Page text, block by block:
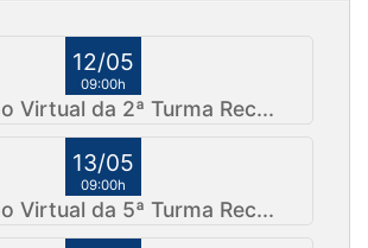
12/05
09:00h
Virtual da 2ª Turma Rec...
13/05
09:00h
Virtual da 5ª Turma Rec...